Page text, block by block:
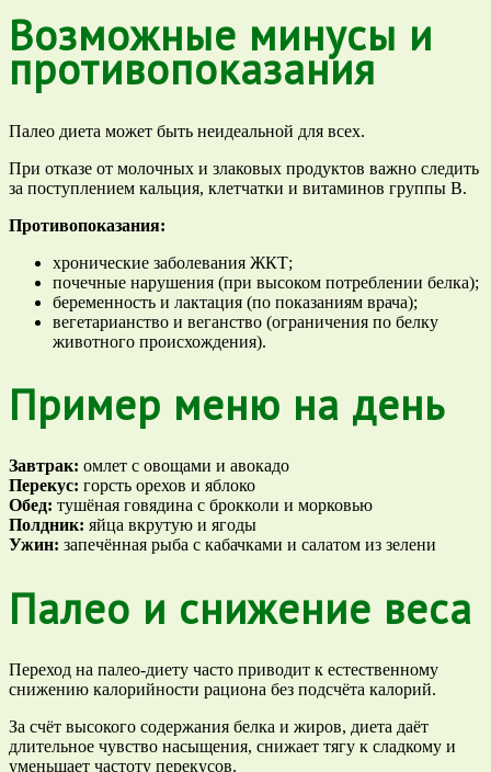
Возможные минусы и
противопоказания
Палео диета может быть неидеальной для всех.
При отказе от молочных и злаковых продуктов важно следить
за поступлением кальция, клетчатки и витаминов группы B.
Противопоказания:
хронические заболевания ЖКТ;
почечные нарушения (при высоком потреблении белка);
беременность и лактация (по показаниям врача);
вегетарианство и веганство (ограничения по белку
животного происхождения).
Пример меню на день
Завтрак: омлет с овощами и авокадо
Перекус: горсть орехов и яблоко
Обед: тушёная говядина с брокколи и морковью
Полдник: яйца вкрутую и ягоды
Ужин: запечённая рыба с кабачками и салатом из зелени
Палео и снижение веса
Переход на палео-диету часто приводит к естественному
снижению калорийности рациона без подсчёта калорий.
За счёт высокого содержания белка и жиров, диета даёт
длительное чувство насыщения, снижает тягу к сладкому и
уменьшает частоту перекусов.